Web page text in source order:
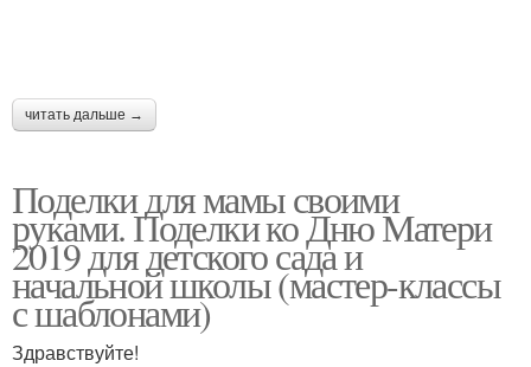
читать дальше →
Поделки для мамы своими
руками. Поделки ко Дню Матери
2019 для детского сада и
начальной школы (мастер-классы
с шаблонами)
Здравствуйте!